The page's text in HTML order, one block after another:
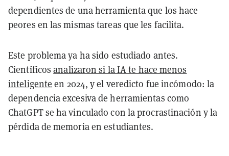
dependientes de una herramienta que los hace
peores en las mismas tareas que les facilita.
Este problema ya ha sido estudiado antes.
Científicosanalizaron si la IA te hace menos
inteligente en 2024, y el veredicto fue incómodo: la
dependencia excesiva de herramientas como
ChatGPT se ha vinculado con la procrastinación y la
pérdida de memoria en estudiantes.